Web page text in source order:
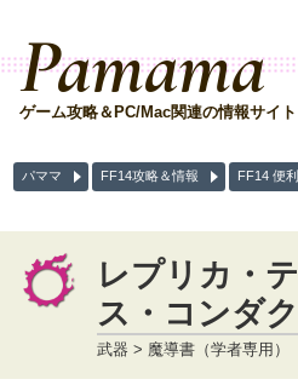
Pamama
ゲーム攻略＆PC/Mac関連の情報サイ
パママ FF14攻略＆情報 FF14 便
レプリカ・
ス・コンダ
武器 > 魔導書（学者専用）